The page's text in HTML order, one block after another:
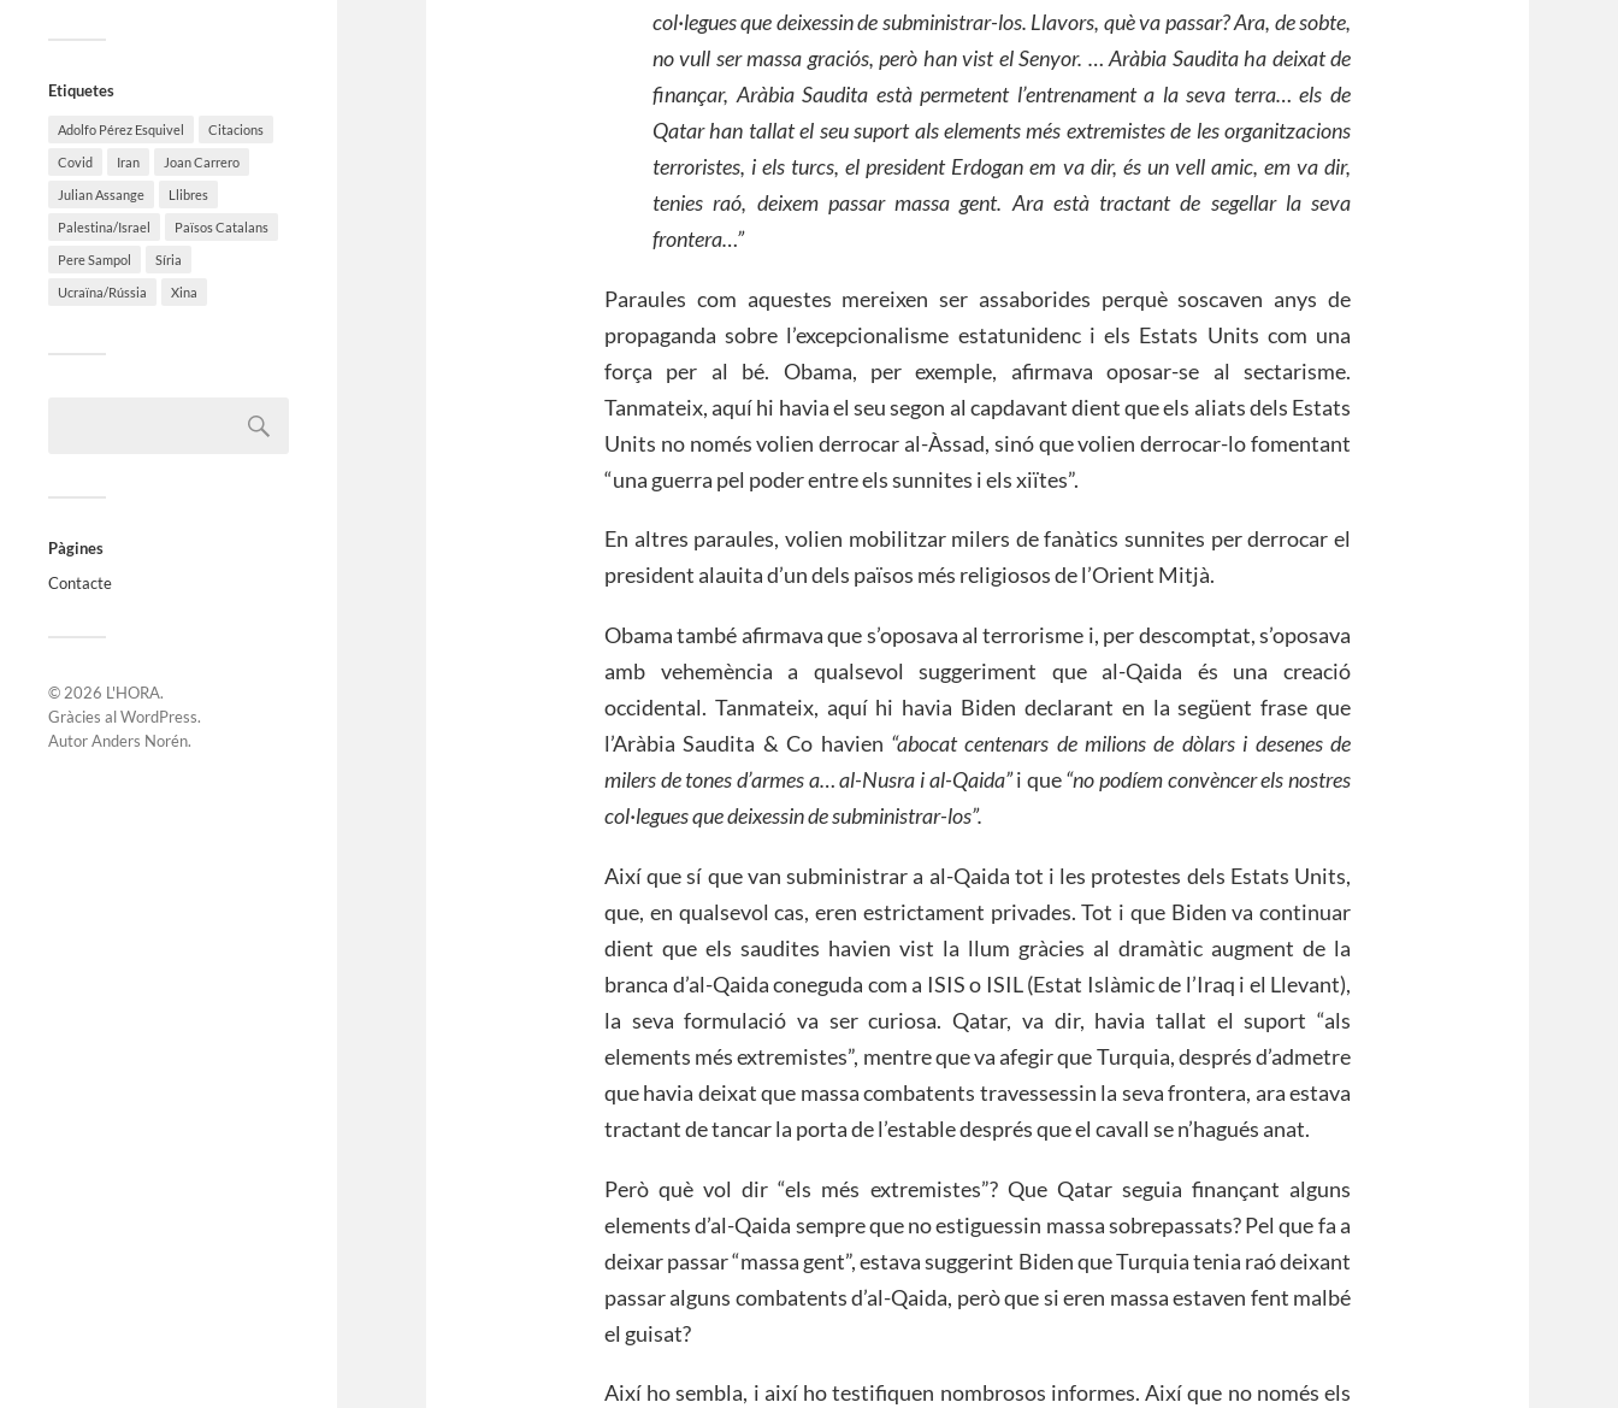
Etiquetes
Adolfo Pérez Esquivel Citacions
Covid Iran Joan Carrero
Julian Assange Llibres
Palestina/Israel Països Catalans
Pere Sampol Síria
Ucraïna/Rússia Xina
Pàgines
Contacte
© 2026 L'HORA.
Gràcies alWordPress.
AutorAnders Norén.
col·legues que deixessin de subministrar-los. Llavors, què va passar? Ara, de sobte,
no vull ser massa graciós, però han vist el Senyor. … Aràbia Saudita ha deixat de
finançar, Aràbia Saudita està permetent l’entrenament a la seva terra… els de
Qatar han tallat el seu suport als elements més extremistes de les organitzacions
terroristes, i els turcs, el president Erdogan em va dir, és un vell amic, em va dir,
tenies raó, deixem passar massa gent. Ara està tractant de segellar la seva
frontera…”
Paraules com aquestes mereixen ser assaborides perquè soscaven anys de
propaganda sobre l’excepcionalisme estatunidenc i els Estats Units com una
força per al bé. Obama, per exemple, afirmava oposar-se al sectarisme.
Tanmateix, aquí hi havia el seu segon al capdavant dient que els aliats dels Estats
Units no només volien derrocar al-Àssad, sinó que volien derrocar-lo fomentant
“una guerra pel poder entre els sunnites i els xiïtes”.
En altres paraules, volien mobilitzar milers de fanàtics sunnites per derrocar el
president alauita d’un dels països més religiosos de l’Orient Mitjà.
Obama també afirmava que s’oposava al terrorisme i, per descomptat, s’oposava
amb vehemència a qualsevol suggeriment que al-Qaida és una creació
occidental. Tanmateix, aquí hi havia Biden declarant en la següent frase que
l’Aràbia Saudita & Co havien “abocat centenars de milions de dòlars i desenes de
milers de tones d’armes a… al-Nusra i al-Qaida”i que“no podíem convèncer els nostres
col·legues que deixessin de subministrar-los”.
Així que sí que van subministrar a al-Qaida tot i les protestes dels Estats Units,
que, en qualsevol cas, eren estrictament privades. Tot i que Biden va continuar
dient que els saudites havien vist la llum gràcies al dramàtic augment de la
branca d’al-Qaida coneguda com a ISIS o ISIL (Estat Islàmic de l’Iraq i el Llevant),
la seva formulació va ser curiosa. Qatar, va dir, havia tallat el suport “als
elements més extremistes”, mentre que va afegir que Turquia, després d’admetre
que havia deixat que massa combatents travessessin la seva frontera, ara estava
tractant de tancar la porta de l’estable després que el cavall se n’hagués anat.
Però què vol dir “els més extremistes”? Que Qatar seguia finançant alguns
elements d’al-Qaida sempre que no estiguessin massa sobrepassats? Pel que fa a
deixar passar “massa gent”, estava suggerint Biden que Turquia tenia raó deixant
passar alguns combatents d’al-Qaida, però que si eren massa estaven fent malbé
el guisat?
Així ho sembla, i així ho testifiquen nombrosos informes. Així que no només els